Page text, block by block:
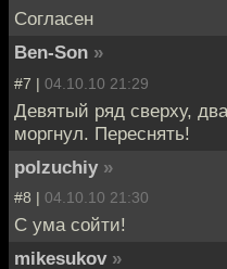
Согласен
Ben-Son »
#7 | 04.10.10 21:29
Девятый ряд сверху,
моргнул. Переснять!
polzuchiy »
#8 | 04.10.10 21:30
С ума сойти!
mikesukov »